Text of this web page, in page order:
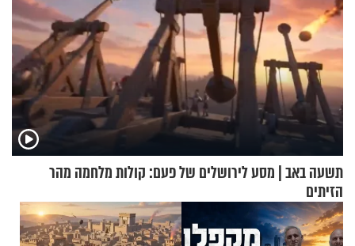
תשעה באב | מסע לירושלים של פעם: קולות מלחמה מהר
הזיתים